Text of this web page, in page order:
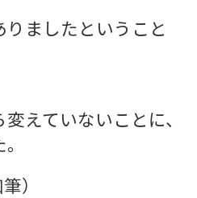
ましたということ
えていないことに、
）